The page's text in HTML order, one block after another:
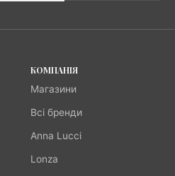
КОМПАНІЯ
Магазини
Всі бренди
Anna Lucci
Lonza